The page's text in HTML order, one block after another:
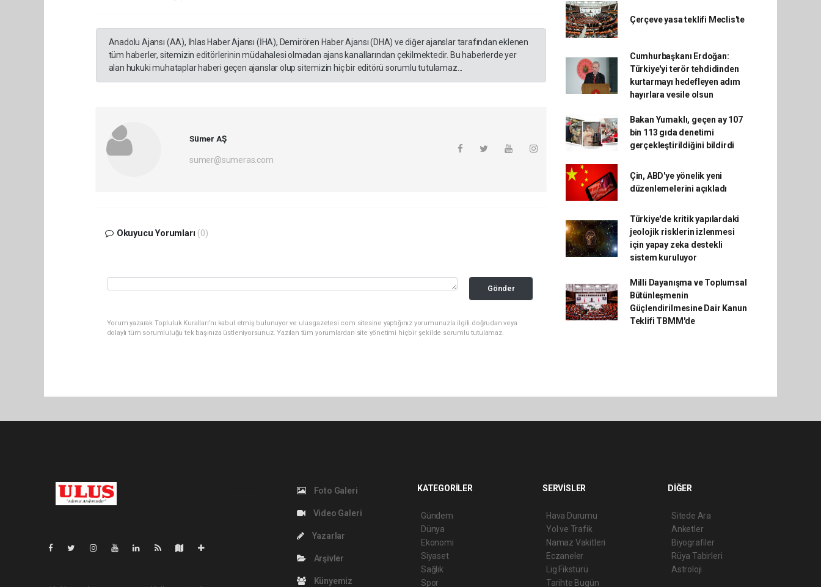
Anadolu Ajansı (AA), İhlas Haber Ajansı (İHA), Demirören Haber Ajansı (DHA) ve diğer ajanslar tarafından eklenen
tüm haberler, sitemizin editörlerinin müdahalesi olmadan ajans kanallarından çekilmektedir. Bu haberlerde yer
alan hukuki muhataplar haberi geçen ajanslar olup sitemizin hiç bir editörü sorumlu tutulamaz...
Sümer AŞ
sumer@sumeras.com
Okuyucu Yorumları (0)
Gönder
Yorum yazarak Topluluk Kuralları’nı kabul etmiş bulunuyor ve ulusgazetesi.com sitesine yaptığınız yorumunuzla ilgili doğrudan veya
dolaylı tüm sorumluluğu tek başınıza üstleniyorsunuz. Yazılan tüm yorumlardan site yönetimi hiçbir şekilde sorumlu tutulamaz.
Çerçeve yasa teklifi Meclis'te
Cumhurbaşkanı Erdoğan:
Türkiye'yi terör tehdidinden
kurtarmayı hedefleyen adım
hayırlara vesile olsun
Bakan Yumaklı, geçen ay 107
bin 113 gıda denetimi
gerçekleştirildiğini bildirdi
Çin, ABD'ye yönelik yeni
düzenlemelerini açıkladı
Türkiye'de kritik yapılardaki
jeolojik risklerin izlenmesi
için yapay zeka destekli
sistem kuruluyor
Milli Dayanışma ve Toplumsal
Bütünleşmenin
Güçlendirilmesine Dair Kanun
Teklifi TBMM'de
Foto Galeri
Video Galeri
Yazarlar
Arşivler
Künyemiz
KATEGORİLER
Gündem
Dünya
Ekonomi
Siyaset
Sağlık
Spor
SERVİSLER
Hava Durumu
Yol ve Trafik
Namaz Vakitleri
Eczaneler
Lig Fikstürü
Tarihte Bugün
DİĞER
Sitede Ara
Anketler
Biyografiler
Rüya Tabirleri
Astroloji